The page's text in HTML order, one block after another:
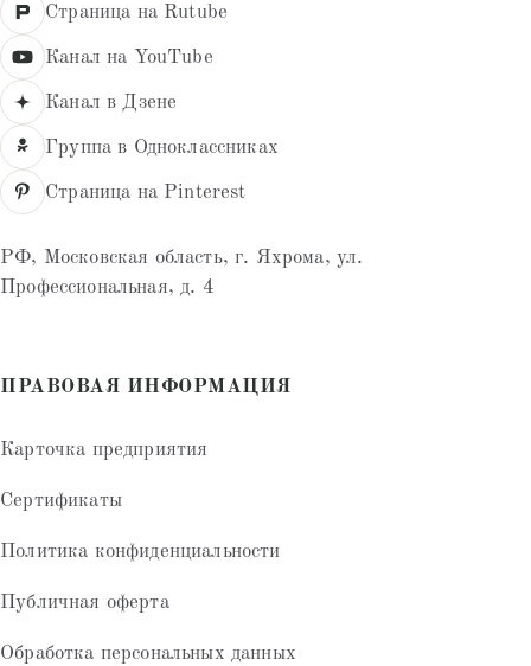
Страница на Rutube
Канал на YouTube
Канал в Дзене
Группа в Одноклассниках
Страница на Pinterest
РФ, Московская область, г. Яхрома, ул.
Профессиональная, д. 4
ПРАВОВАЯ ИНФОРМАЦИЯ
Карточка предприятия
Сертификаты
Политика конфиденциальности
Публичная оферта
Обработка персональных данных